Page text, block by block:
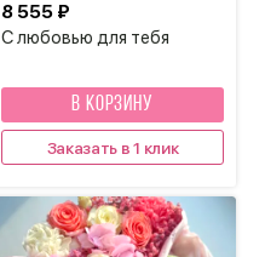
С любовью для тебя
8 555 ₽
В КОРЗИНУ
Заказать в 1 клик